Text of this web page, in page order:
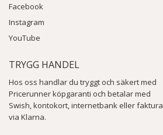
Facebook
Instagram
YouTube
TRYGG HANDEL
Hos oss handlar du tryggt och säkert med
Pricerunner köpgaranti och betalar med
Swish, kontokort, internetbank eller faktura
via Klarna.